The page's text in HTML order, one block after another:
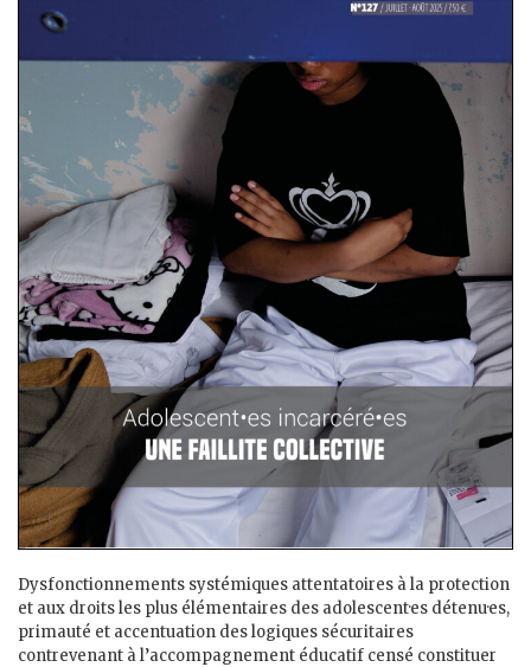
Dysfonctionnements systémiques attentatoires à la protection
et aux droits les plus élémentaires des adolescent·es détenu·es,
primauté et accentuation des logiques sécuritaires
contrevenant à l’accompagnement éducatif censé constituer